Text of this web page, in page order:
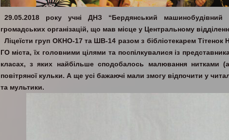
29.05.2018 року учні ДНЗ “Бердянський
громадських організацій, що мав місце у Центральному
Ліцеїсти груп ОКНО-17 та ШВ-14 разом з бібліотекарем
ГО міста, їх головними цілями та поспілкувалися із
класах, з яких найбільше сподобалось малювання нитками
повітряної кульки. А ще усі бажаючі мали змогу відпочити у
та мультики.